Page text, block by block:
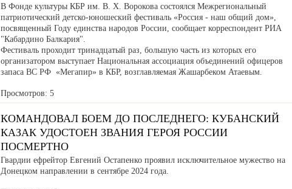
В Фонде культуры КБР им. В. Х. Ворокова состоялся Межрегиональный
патриотический детско-юношеский фестиваль «Россия - наш общий дом»,
посвященный Году единства народов России, сообщает корреспондент РИА
"Кабардино Балкария".
Фестиваль проходит тринадцатый раз, большую часть из которых его
организатором выступает Национальная ассоциация объединений офицеров
запаса ВС РФ «Мегапир» в КБР, возглавляемая Жашарбеком Атаевым.
Просмотров: 5
КОМАНДОВАЛ БОЕМ ДО ПОСЛЕДНЕГО: КУБАНСКИЙ
КАЗАК УДОСТОЕН ЗВАНИЯ ГЕРОЯ РОССИИ
ПОСМЕРТНО
Гвардии ефрейтор Евгений Остапенко проявил исключительное мужество на
Донецком направлении в сентябре 2024 года.